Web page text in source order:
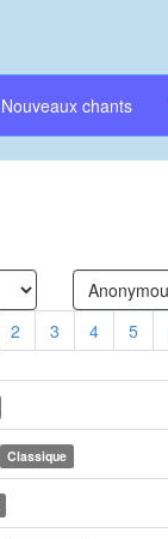
Nouveaux chants
2 3 4 5
Classique